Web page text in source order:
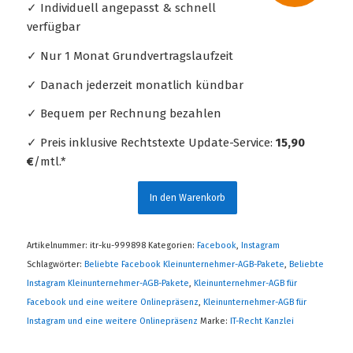
✓ Individuell angepasst & schnell
verfügbar
✓ Nur 1 Monat Grundvertragslaufzeit
✓ Danach jederzeit monatlich kündbar
✓ Bequem per Rechnung bezahlen
✓ Preis inklusive Rechtstexte Update-Service: 15,90
€/mtl.*
In den Warenkorb
Artikelnummer: itr-ku-999898 Kategorien: Facebook, Instagram
Schlagwörter: Beliebte Facebook Kleinunternehmer-AGB-Pakete, Beliebte
Instagram Kleinunternehmer-AGB-Pakete, Kleinunternehmer-AGB für
Facebook und eine weitere Onlinepräsenz, Kleinunternehmer-AGB für
Instagram und eine weitere Onlinepräsenz Marke: IT-Recht Kanzlei